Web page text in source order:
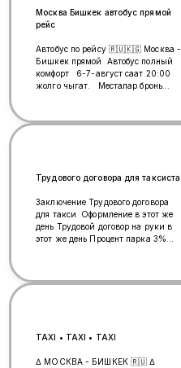
Москва Бишкек автобус прямой
рейс
Автобус по рейсу 🇷🇺🇰🇬 Москва -
Бишкек прямой Автобус полный
комфорт 6-7-август саат 20:00
жолго чыгат. Месталар бронь
сатып алуу учун 👇 WhatsApp 996
Трудового договора для таксиста
Заключение Трудового договора
для такси Оформление в этот же
день Трудовой договор на руки в
этот же день Процент парка 3%
день! Всё официально! Диана
TAXI • TAXI • TAXI
∆ МОСКВА - БИШКЕК 🇷🇺 ∆